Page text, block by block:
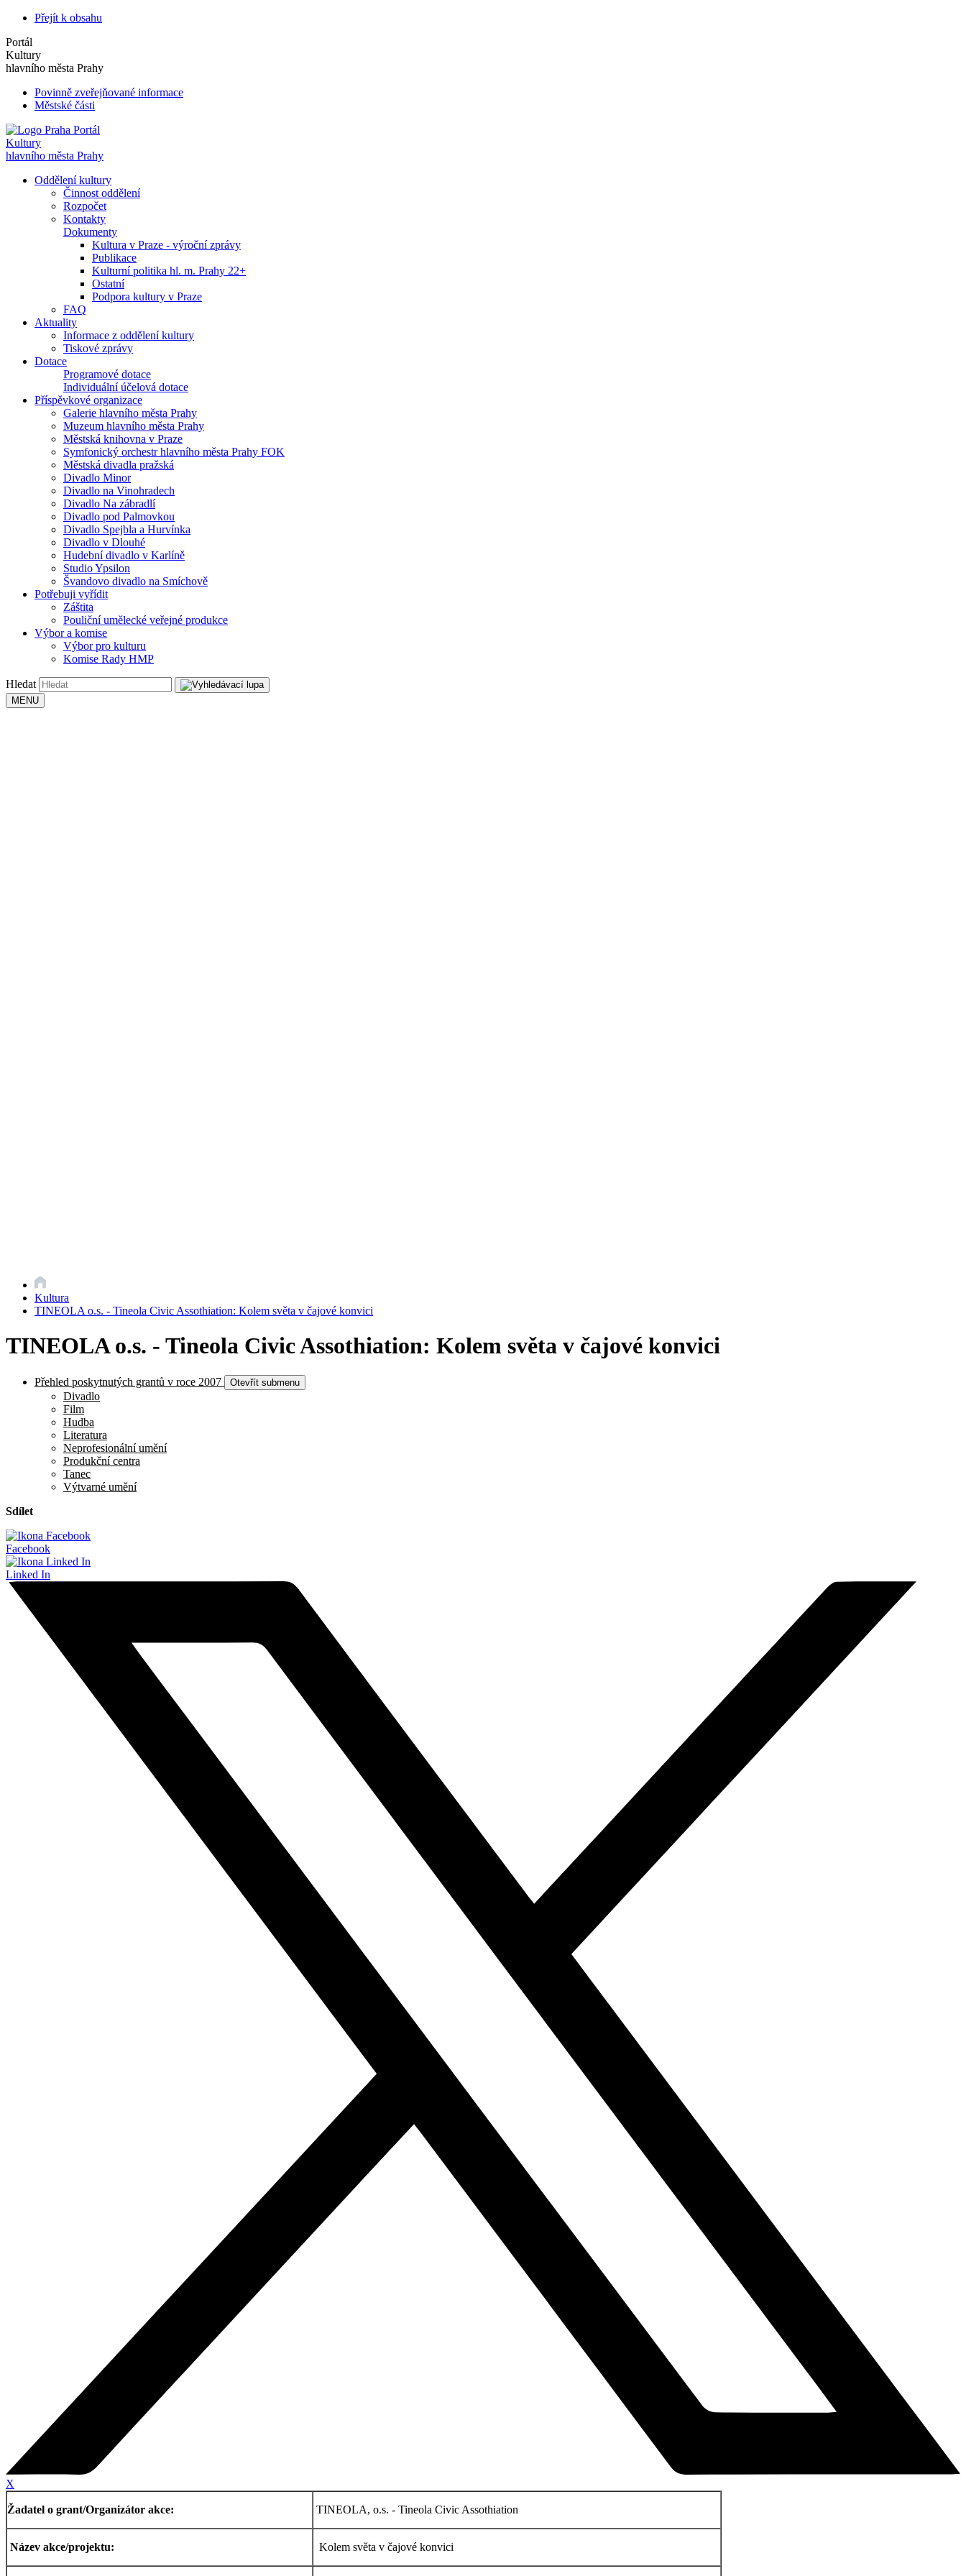
Přejít k obsahu
Portál
Kultury
hlavního města Prahy
Povinně zveřejňované informace
Městské části
Portál
Kultury
hlavního města Prahy
Oddělení kultury
Činnost oddělení
Rozpočet
Kontakty
Dokumenty
Kultura v Praze - výroční zprávy
Publikace
Kulturní politika hl. m. Prahy 22+
Ostatní
Podpora kultury v Praze
FAQ
Aktuality
Informace z oddělení kultury
Tiskové zprávy
Dotace
Programové dotace
Individuální účelová dotace
Příspěvkové organizace
Galerie hlavního města Prahy
Muzeum hlavního města Prahy
Městská knihovna v Praze
Symfonický orchestr hlavního města Prahy FOK
Městská divadla pražská
Divadlo Minor
Divadlo na Vinohradech
Divadlo Na zábradlí
Divadlo pod Palmovkou
Divadlo Spejbla a Hurvínka
Divadlo v Dlouhé
Hudební divadlo v Karlíně
Studio Ypsilon
Švandovo divadlo na Smíchově
Potřebuji vyřídit
Záštita
Pouliční umělecké veřejné produkce
Výbor a komise
Výbor pro kulturu
Komise Rady HMP
Hledat
MENU
Kultura
TINEOLA o.s. - Tineola Civic Assothiation: Kolem světa v čajové konvici
TINEOLA o.s. - Tineola Civic Assothiation: Kolem světa v čajové konvici
Přehled poskytnutých grantů v roce 2007 Otevřít submenu
Divadlo
Film
Hudba
Literatura
Neprofesionální umění
Produkční centra
Tanec
Výtvarné umění
Sdílet
Facebook
Linked In
X
Žadatel o grant/Organizátor akce: TINEOLA, o.s. - Tineola Civic Assothiation
Název akce/projektu: Kolem světa v čajové konvici